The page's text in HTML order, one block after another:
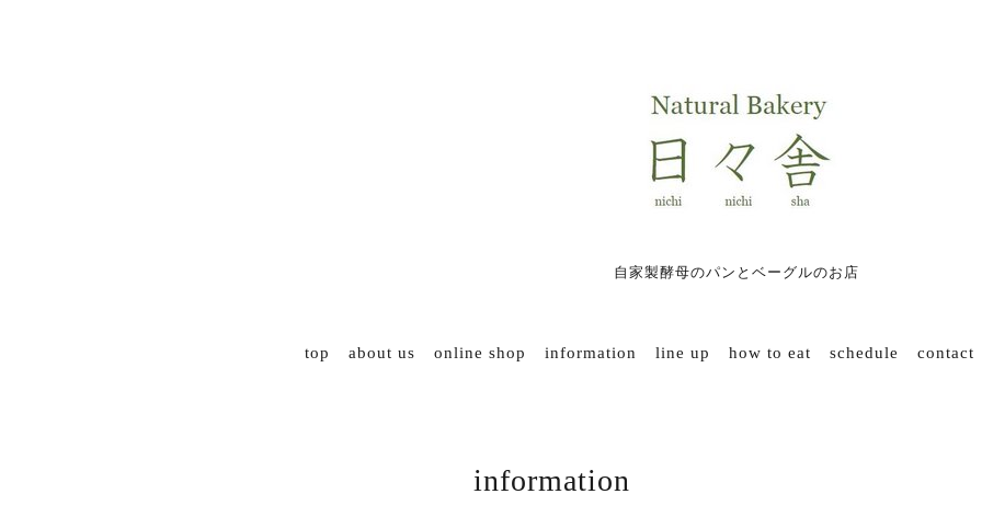
自家製酵母のパンとベーグルのお店
top about us online shop information line up how to eat schedule contact
information